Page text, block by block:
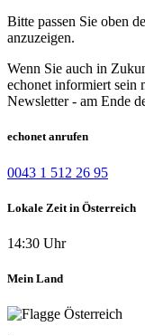
Bitte passen Sie oben
anzuzeigen.
Wenn Sie auch in
echonet informiert sein
Newsletter - am Ende
echonet anrufen
0043 1 512 26 95
Lokale Zeit in Österreich
14:30 Uhr
Mein Land